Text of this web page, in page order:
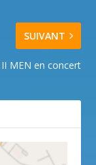
SUIVANT
II MEN en concert